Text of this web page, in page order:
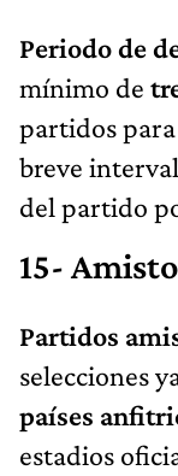
Periodo de
mínimo de
partidos para
breve
del partido
15-
Partidos
selecciones
países
estadios